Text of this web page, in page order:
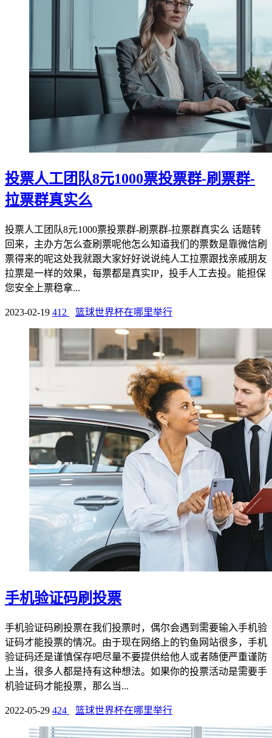
投票人工团队8元1000票投票群-刷票群-
拉票群真实么
投票人工团队8元1000票投票群-刷票群-拉票群真实么 话题转
回来，主办方怎么查刷票呢他怎么知道我们的票数是靠微信刷
票得来的呢这处我就跟大家好好说说纯人工拉票跟找亲戚朋友
拉票是一样的效果，每票都是真实IP，投手人工去投。能担保
您安全上票稳拿...
2023-02-19 412 篮球世界杯在哪里举行
手机验证码刷投票
手机验证码刷投票在我们投票时，偶尔会遇到需要输入手机验
证码才能投票的情况。由于现在网络上的钓鱼网站很多，手机
验证码还是谨慎保存吧尽量不要提供给他人或者随便严重谨防
上当，很多人都是持有这种想法。如果你的投票活动是需要手
机验证码才能投票，那么当...
2022-05-29 424 篮球世界杯在哪里举行